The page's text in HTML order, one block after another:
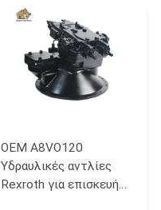
OEM A8VO120
Υδραυλικές αντλίες
Rexroth για επισκευή